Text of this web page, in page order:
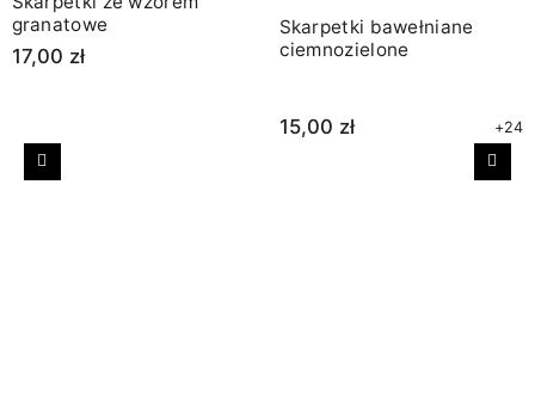
granatowe
17,00 zł
Skarpetki bawełniane
ciemnozielone
15,00 zł +24
Poprzedni